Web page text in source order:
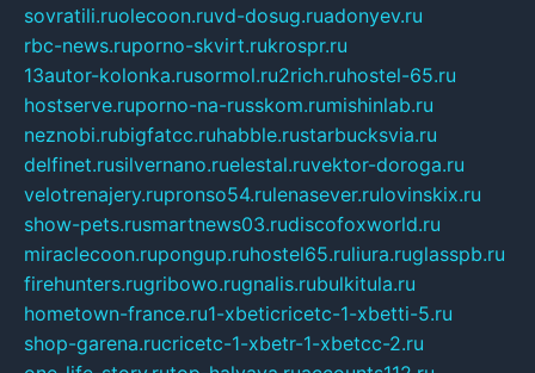
sovratili.ruolecoon.ruvd-dosug.ruadonyev.ru
rbc-news.ruporno-skvirt.rukrospr.ru
13autor-kolonka.rusormol.ru2rich.ruhostel-65.ru
hostserve.ruporno-na-russkom.rumishinlab.ru
neznobi.rubigfatcc.ruhabble.rustarbucksvia.ru
delfinet.rusilvernano.ruelestal.ruvektor-doroga.ru
velotrenajery.rupronso54.rulenasever.rulovinskix.ru
show-pets.rusmartnews03.rudiscofoxworld.ru
miraclecoon.rupongup.ruhostel65.ruliura.ruglasspb.ru
firehunters.rugribowo.rugnalis.rubulkitula.ru
hometown-france.ru1-xbeticricetc-1-xbetti-5.ru
shop-garena.rucricetc-1-xbetr-1-xbetcc-2.ru